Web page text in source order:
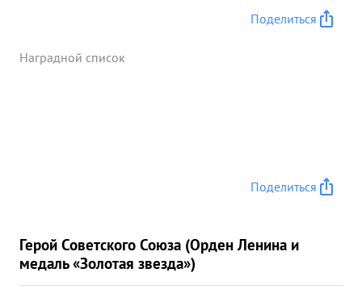
Поделиться
Наградной список
Поделиться
Герой Советского Союза (Орден Ленина и
медаль «Золотая звезда»)